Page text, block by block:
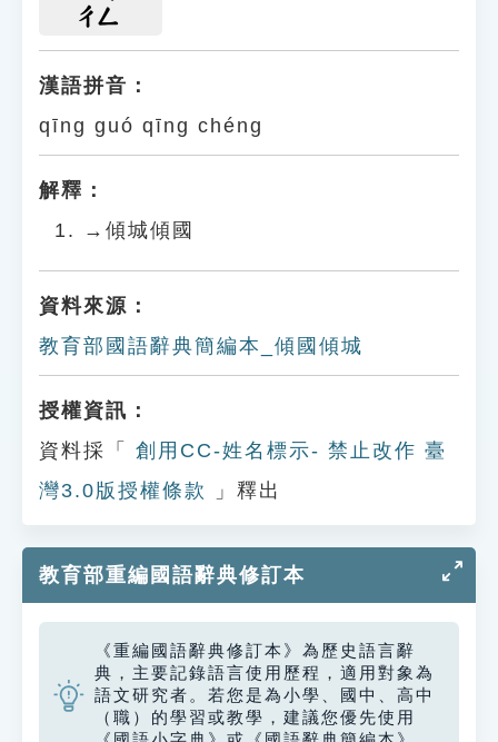
教學應用
貓頭鷹博士
ㄔㄥ
漢語拼音：
qīng guó qīng chéng
解釋：
→傾城傾國
資料來源：
教育部國語辭典簡編本_傾國傾城
授權資訊：
資料採「
創用CC-姓名標示- 禁止改作 臺
灣3.0版授權條款
」釋出
教育部重編國語辭典修訂本
《重編國語辭典修訂本》為歷史語言辭
典，主要記錄語言使用歷程，適用對象為
語文研究者。若您是為小學、國中、高中
（職）的學習或教學，建議您優先使用